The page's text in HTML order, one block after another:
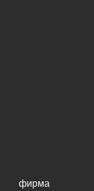
фирма